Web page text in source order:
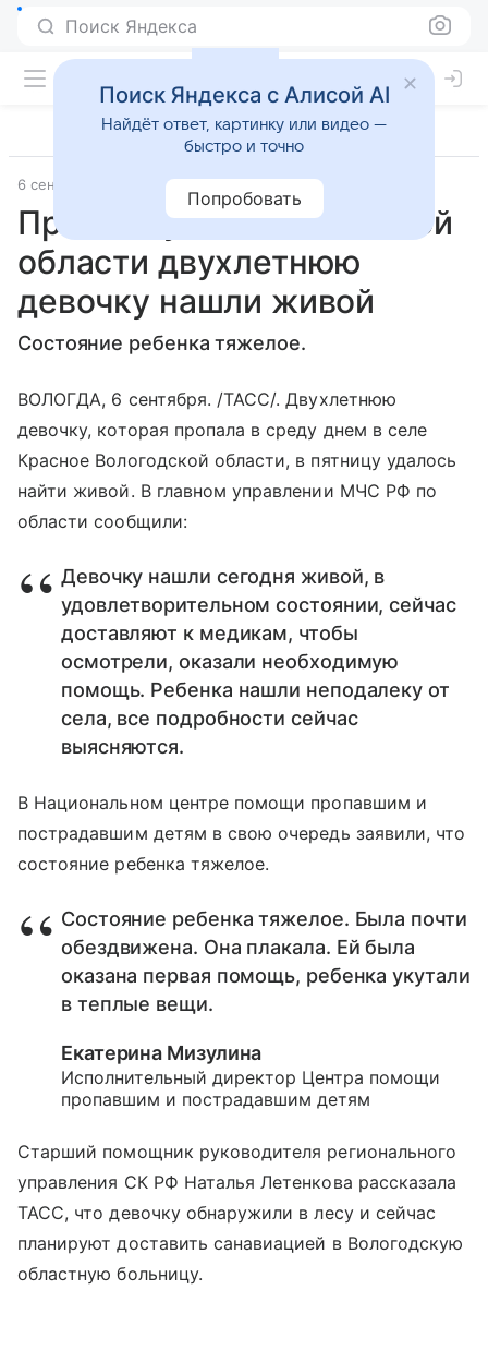
Поиск Яндекса
6 сентября 2019 ТАСС
Пропавшую в Вологодской
области двухлетнюю
девочку нашли живой
Состояние ребенка тяжелое.
ВОЛОГДА, 6 сентября. /ТАСС/. Двухлетнюю
девочку, которая пропала в среду днем в селе
Красное Вологодской области, в пятницу удалось
найти живой. В главном управлении МЧС РФ по
области сообщили:
Девочку нашли сегодня живой, в
удовлетворительном состоянии, сейчас
доставляют к медикам, чтобы
осмотрели, оказали необходимую
помощь. Ребенка нашли неподалеку от
села, все подробности сейчас
выясняются.
В Национальном центре помощи пропавшим и
пострадавшим детям в свою очередь заявили, что
состояние ребенка тяжелое.
Состояние ребенка тяжелое. Была почти
обездвижена. Она плакала. Ей была
оказана первая помощь, ребенка укутали
в теплые вещи.
Екатерина Мизулина
Исполнительный директор Центра помощи
пропавшим и пострадавшим детям
Старший помощник руководителя регионального
управления СК РФ Наталья Летенкова рассказала
ТАСС, что девочку обнаружили в лесу и сейчас
планируют доставить санавиацией в Вологодскую
областную больницу.
Поиск Яндекса с Алисой AI
Найдёт ответ, картинку или видео —
быстро и точно
Попробовать